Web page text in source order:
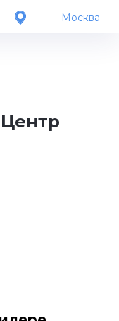
Москва